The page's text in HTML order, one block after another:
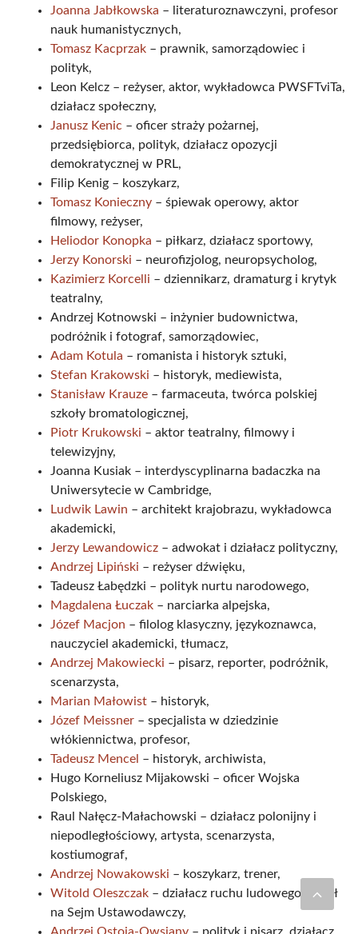
Joanna Jabłkowska – literaturoznawczyni, profesor
nauk humanistycznych,
Tomasz Kacprzak – prawnik, samorządowiec i
polityk,
Leon Kelcz – reżyser, aktor, wykładowca PWSFTviTa,
działacz społeczny,
Janusz Kenic – oficer straży pożarnej,
przedsiębiorca, polityk, działacz opozycji
demokratycznej w PRL,
Filip Kenig – koszykarz,
Tomasz Konieczny – śpiewak operowy, aktor
filmowy, reżyser,
Heliodor Konopka – piłkarz, działacz sportowy,
Jerzy Konorski – neurofizjolog, neuropsycholog,
Kazimierz Korcelli – dziennikarz, dramaturg i krytyk
teatralny,
Andrzej Kotnowski – inżynier budownictwa,
podróżnik i fotograf, samorządowiec,
Adam Kotula – romanista i historyk sztuki,
Stefan Krakowski – historyk, mediewista,
Stanisław Krauze – farmaceuta, twórca polskiej
szkoły bromatologicznej,
Piotr Krukowski – aktor teatralny, filmowy i
telewizyjny,
Joanna Kusiak – interdyscyplinarna badaczka na
Uniwersytecie w Cambridge,
Ludwik Lawin – architekt krajobrazu, wykładowca
akademicki,
Jerzy Lewandowicz – adwokat i działacz polityczny,
Andrzej Lipiński – reżyser dźwięku,
Tadeusz Łabędzki – polityk nurtu narodowego,
Magdalena Łuczak – narciarka alpejska,
Józef Macjon – filolog klasyczny, językoznawca,
nauczyciel akademicki, tłumacz,
Andrzej Makowiecki – pisarz, reporter, podróżnik,
scenarzysta,
Marian Małowist – historyk,
Józef Meissner – specjalista w dziedzinie
włókiennictwa, profesor,
Tadeusz Mencel – historyk, archiwista,
Hugo Korneliusz Mijakowski – oficer Wojska
Polskiego,
Raul Nałęcz-Małachowski – działacz polonijny i
niepodległościowy, artysta, scenarzysta,
kostiumograf,
Andrzej Nowakowski – koszykarz, trener,
Witold Oleszczak – działacz ruchu ludowego, poseł
na Sejm Ustawodawczy,